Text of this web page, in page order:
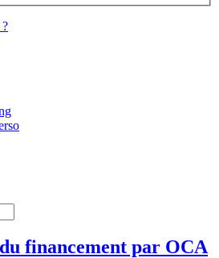
financement par OCA